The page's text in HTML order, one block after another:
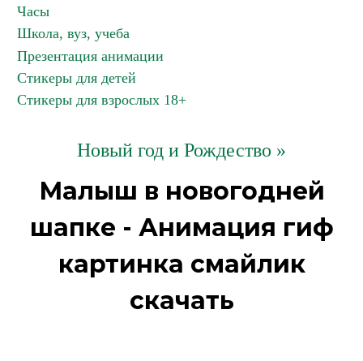
Часы
Школа, вуз, учеба
Презентация анимации
Стикеры для детей
Стикеры для взрослых 18+
Новый год и Рождество »
Малыш в новогодней
шапке - Анимация гиф
картинка смайлик
скачать